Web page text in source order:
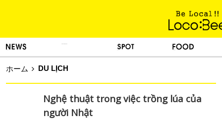
ホーム DU LỊCH
Nghệ thuật trong việc trồng lúa của
người Nhật